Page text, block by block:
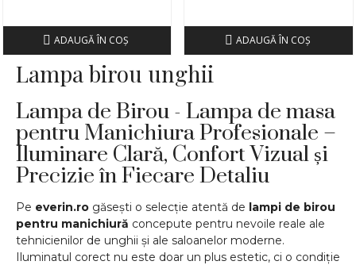
Lampa birou unghii
Lampa de Birou - Lampa de masa
pentru Manichiura Profesionale –
Iluminare Clară, Confort Vizual și
Precizie în Fiecare Detaliu
Pe everin.ro găsești o selecție atentă de lampi de birou
pentru manichiură concepute pentru nevoile reale ale
tehnicienilor de unghii și ale saloanelor moderne.
Iluminatul corect nu este doar un plus estetic, ci o condiție
ADAUGĂ ÎN COŞ ADAUGĂ ÎN COŞ